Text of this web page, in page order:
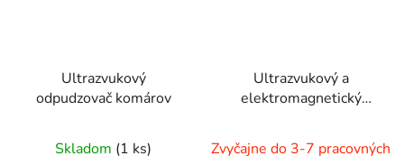
Ultrazvukový
odpudzovač komárov
Skladom (1 ks)
Ultrazvukový a
elektromagnetický
DualEffect
Zvyčajne do 3-7 pracovných